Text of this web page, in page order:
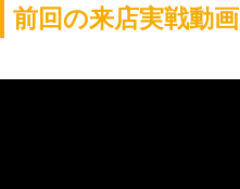
前回の来店実戦動画